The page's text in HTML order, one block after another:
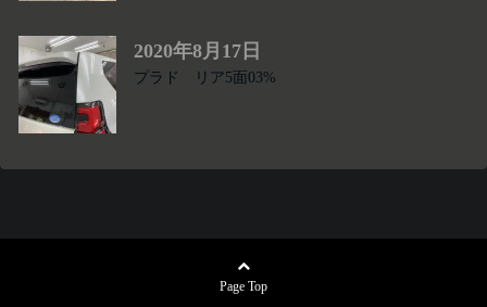
2020年8月17日
プラド リア5面03%
Page Top